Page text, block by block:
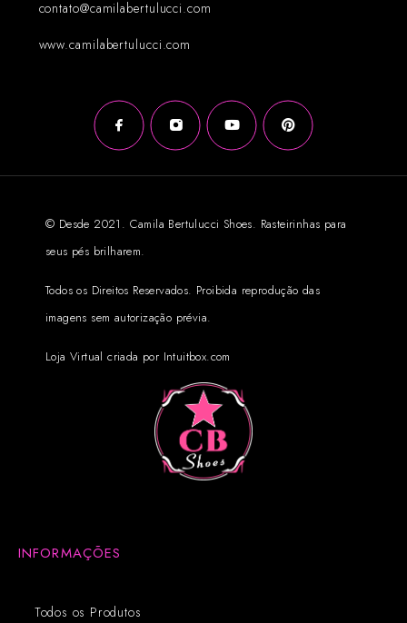
contato@camilabertulucci.com
www.camilabertulucci.com
© Desde 2021. Camila Bertulucci Shoes. Rasteirinhas para
seus pés brilharem.
Todos os Direitos Reservados. Proibida reprodução das
imagens sem autorização prévia.
Loja Virtual criada por Intuitbox.com
INFORMAÇÕES
Todos os Produtos